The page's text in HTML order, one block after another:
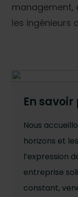
management,
les ingénieurs
En savoir
Nous
horizons et
l’expression
entreprise
constant,